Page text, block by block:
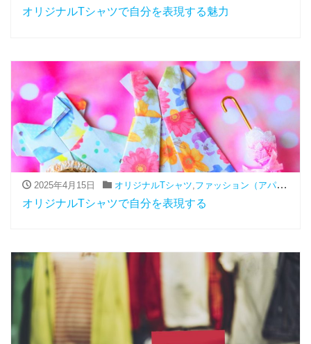
オリジナルTシャツで自分を表現する魅力
2025年4月15日 オリジナルTシャツ ファッション（アパレル関連）
オリジナルTシャツで自分を表現する